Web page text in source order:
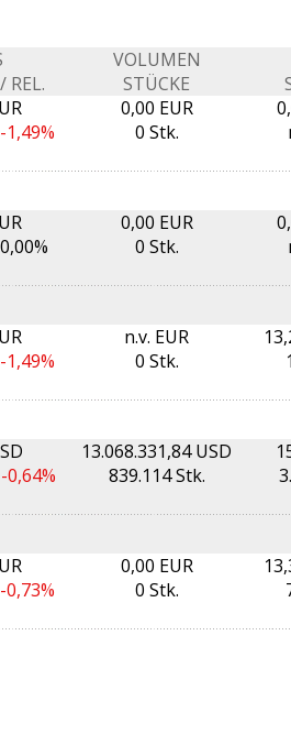
REL.
VOLUMEN
STÜCKE
-1,49%
0,00 EUR
0 Stk.
0,00%
0,00 EUR
0 Stk.
-1,49%
n.v. EUR
0 Stk.
-0,64%
13.068.331,84 USD
839.114 Stk.
-0,73%
0,00 EUR
0 Stk.